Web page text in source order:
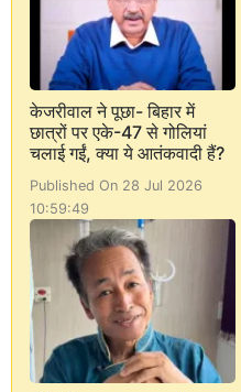
केजरीवाल ने पूछा- बिहार में
छात्रों पर एके-47 से गोलियां
चलाई गईं, क्या ये आतंकवादी हैं?
Published On 28 Jul 2026
10:59:49